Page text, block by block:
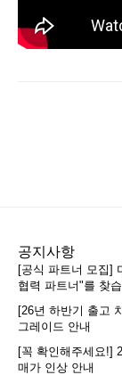
공지사항
[공식 파트너 모집]
협력 파트너"를 찾
[26년 하반기 출고
그레이드 안내
[꼭 확인해주세요!]
매가 인상 안내